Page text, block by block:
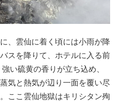
、雲仙に着く頃には小雨が降
スを降りて、ホテルに入る前
い硫黄の香りが立ち込め、
気と熱気が辺り一面を覆い尽
ここ雲仙地獄はキリシタン殉